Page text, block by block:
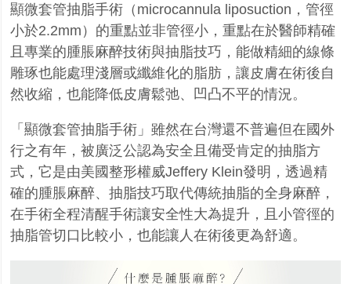
顯微套管抽脂手術（microcannula liposuction，管徑
小於2.2mm）的重點並非管徑小，重點在於醫師精確
且專業的腫脹麻醉技術與抽脂技巧，能做精細的線條
雕琢也能處理淺層或纖維化的脂肪，讓皮膚在術後自
然收縮，也能降低皮膚鬆弛、凹凸不平的情況。
「顯微套管抽脂手術」雖然在台灣還不普遍但在國外
行之有年，被廣泛公認為安全且備受肯定的抽脂方
式，它是由美國整形權威Jeffery Klein發明，透過精
確的腫脹麻醉、抽脂技巧取代傳統抽脂的全身麻醉，
在手術全程清醒手術讓安全性大為提升，且小管徑的
抽脂管切口比較小，也能讓人在術後更為舒適。